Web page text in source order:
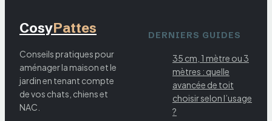
CosyPattes
Conseils pratiques pour
aménager la maison et le
jardin en tenant compte
de vos chats, chiens et
NAC.
DERNIERS GUIDES
35 cm, 1 mètre ou 3
mètres : quelle
avancée de toit
choisir selon l’usage
?